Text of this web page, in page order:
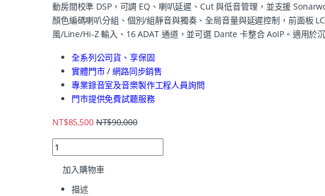
動房間校準 DSP，可調 EQ、喇叭延遲、Cut 與低音管理，並支援
顏色編碼喇叭分組、個別/組靜音與獨奏、全局音量與延遲控制，前面板
風/Line/Hi-Z 輸入、16 ADAT 通道，並可選 Dante 卡整合 AoIP。適用於
全系列公司貨、享保固
實體門市 / 網路同步銷售
專業錄音室及音樂製作工程人員詢問
門市提供免費試聽服務
NT$85,500 NT$90,000
加入購物車
描述